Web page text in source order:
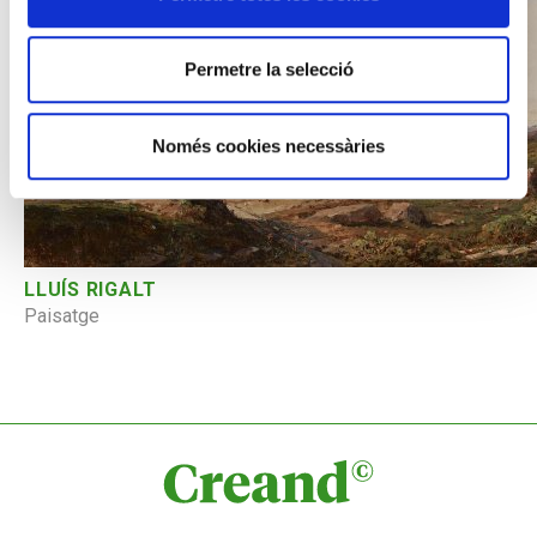
Permetre la selecció
Només cookies necessàries
LLUÍS RIGALT
Paisatge